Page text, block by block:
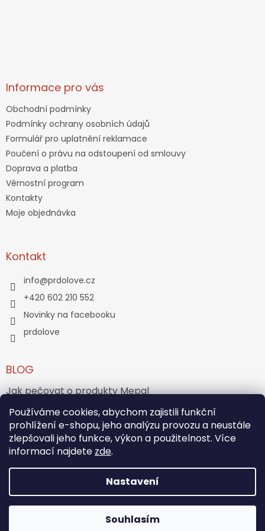
Používáme cookies, abychom zajistili funkční
prohlížení e-shopu, jeho analýzu provozu a neustále
zlepšovali jeho funkce, výkon a použitelnost. Více
informací najdete zde.
Nastavení
Souhlasím
Informace pro vás
Obchodní podmínky
Podmínky ochrany osobních údajů
Formulář pro uplatnění reklamace
Poučení o právu na odstoupení od smlouvy
Doprava a platba
Věrnostní program
Kontakty
Moje objednávka
Kontakt
info@prdolove.cz
+420 602 210 552
Novinky na facebooku
prdolove
BLOG
Jak pečovat o produkty Mepal
Jak vznikl medvídek Teddy Bear?
ARCHIV
Vytvořil Shoptet
PRĎOLOVÉ. Všechna práva vyhrazena.